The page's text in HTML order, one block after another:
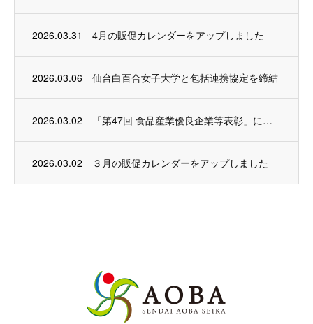
2026.03.31 4月の販促カレンダーをアップしました
2026.03.06 仙台白百合女子大学と包括連携協定を締結
2026.03.02 「第47回 食品産業優良企業等表彰」にて農林水産大臣賞を受賞いたしました
2026.03.02 ３月の販促カレンダーをアップしました